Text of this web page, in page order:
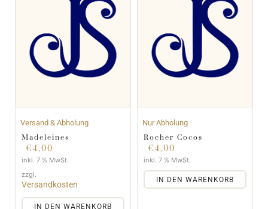
Versand & Abholung
Madeleines
€4,00
inkl. 7 % MwSt.
zzgl.
Versandkosten
IN DEN WARENKORB
Nur Abholung
Rocher Cocos
€4,00
inkl. 7 % MwSt.
IN DEN WARENKORB